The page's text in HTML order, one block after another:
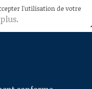
l'utilisation de votre
.